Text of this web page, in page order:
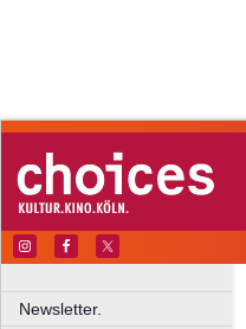
Newsletter.